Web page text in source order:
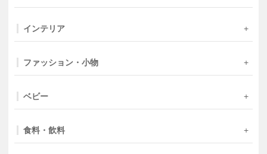
インテリア
ファッション・小物
ベビー
食料・飲料